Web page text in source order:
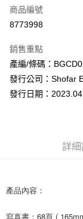
超商取貨付款
Apple Pay
街口支付
１．簡單：不需註冊
運送方式
全家取貨付款
商品編號
8773998
銷售重點
產編/條碼：
發行公司：Shofar
發行日期：
詳細
產品內容：
寫真書：68頁 (